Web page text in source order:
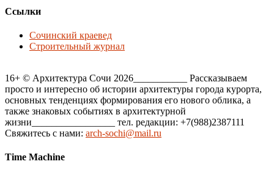
Ссылки
Сочинский краевед
Строительный журнал
16+ © Архитектура Сочи 2026___________ Рассказываем
просто и интересно об истории архитектуры города курорта,
основных тенденциях формирования его нового облика, а
также знаковых событиях в архитектурной
жизни_________________ тел. редакции: +7(988)2387111
Свяжитесь с нами: arch-sochi@mail.ru
Time Machine